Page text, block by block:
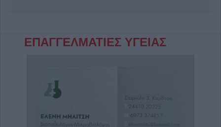
ΕΠΑΓΓΕΛΜΑΤΙΕΣ ΥΓΕΙΑΣ